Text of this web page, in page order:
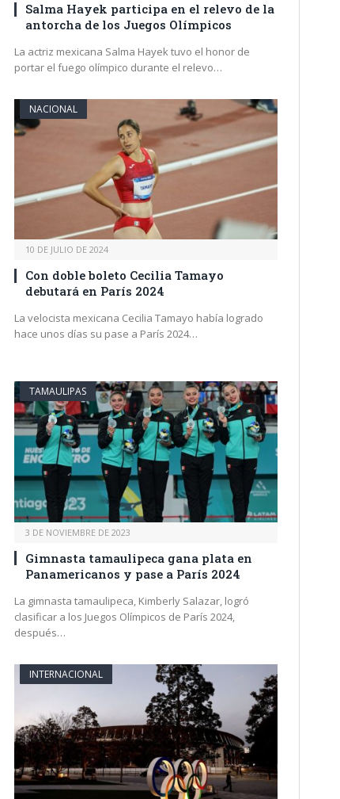
Salma Hayek participa en el relevo de la
antorcha de los Juegos Olímpicos
La actriz mexicana Salma Hayek tuvo el honor de
portar el fuego olímpico durante el relevo…
NACIONAL
10 DE JULIO DE 2024
Con doble boleto Cecilia Tamayo
debutará en París 2024
La velocista mexicana Cecilia Tamayo había logrado
hace unos días su pase a París 2024…
TAMAULIPAS
3 DE NOVIEMBRE DE 2023
Gimnasta tamaulipeca gana plata en
Panamericanos y pase a París 2024
La gimnasta tamaulipeca, Kimberly Salazar, logró
clasificar a los Juegos Olímpicos de París 2024,
después…
INTERNACIONAL